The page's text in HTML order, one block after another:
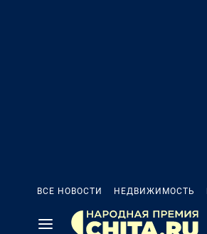
ВСЕ НОВОСТИ НЕДВИЖИМОСТЬ